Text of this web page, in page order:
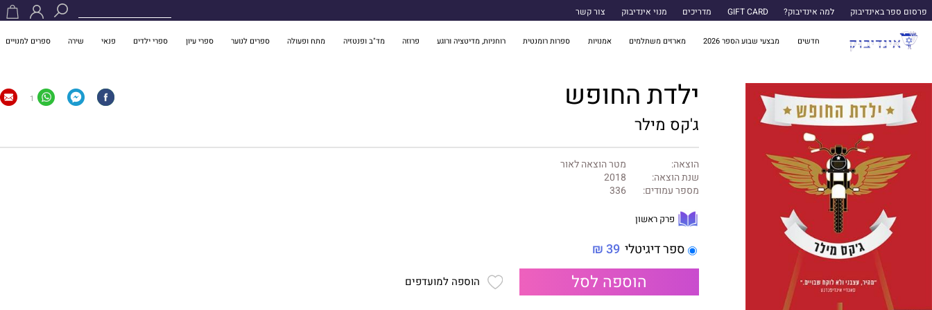
פרסום ספר באינדיבוק למה אינדיבוק? GIFT CARD מדריכים מנוי אינדיבוק צור קשר
חדשים מבצעי שבוע הספר 2026 מארזים משתלמים אמנויות ספרות רומנטית רוחניות, מדיטציה ורוגע פרוזה מד"ב ופנטזיה מתח ופעולה ספרים לנוער ספרי עיון ספרי ילדים פנאי שירה ספרים למנויים
ילדת החופש 1
ג'קס מילר
הוצאה:
מטר הוצאה לאור
שנת הוצאה:
2018
מספר עמודים:
336
פרק ראשון
ספר דיגיטלי 39 ₪
הוספה לסל הוספה למועדפים